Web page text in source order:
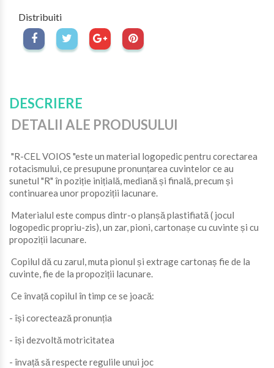
Distribuiti
DESCRIERE
DETALII ALE PRODUSULUI
"R-CEL VOIOS "este un material logopedic pentru corectarea
rotacismului, ce presupune pronunțarea cuvintelor ce au
sunetul "R" în poziție inițială, mediană și finală, precum și
continuarea unor propoziții lacunare.
Materialul este compus dintr-o planșă plastifiată ( jocul
logopedic propriu-zis), un zar, pioni, cartonașe cu cuvinte și cu
propoziții lacunare.
Copilul dă cu zarul, muta pionul și extrage cartonaș fie de la
cuvinte, fie de la propoziții lacunare.
Ce învață copilul în timp ce se joacă:
- își corectează pronunția
- își dezvoltă motricitatea
- învață să respecte regulile unui joc